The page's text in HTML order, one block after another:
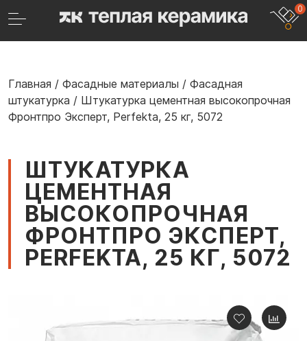
0
Главная / Фасадные материалы / Фасадная
штукатурка / Штукатурка цементная высокопрочная
Фронтпро Эксперт, Perfekta, 25 кг, 5072
ШТУКАТУРКА
ЦЕМЕНТНАЯ
ВЫСОКОПРОЧНАЯ
ФРОНТПРО ЭКСПЕРТ,
PERFEKTA, 25 КГ, 5072